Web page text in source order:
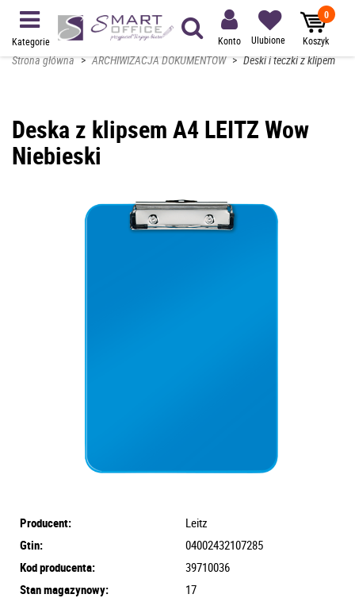
Kategorie Konto Ulubione
0
Koszyk
Strona główna > ARCHIWIZACJA DOKUMENTÓW > Deski i teczki z klipem
Deska z klipsem A4 LEITZ Wow
Niebieski
Producent:
Leitz
Gtin:
04002432107285
Kod producenta:
39710036
Stan magazynowy:
17